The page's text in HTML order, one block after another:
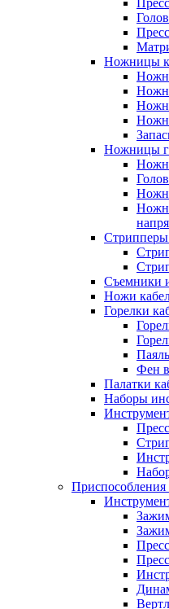
Ножницы
Ножницы
Съемники
Ножи
Горелки
Фен
Палатки
Наборы